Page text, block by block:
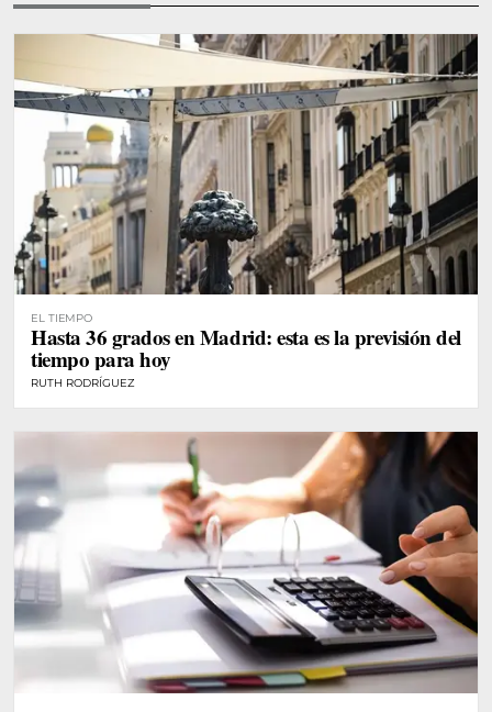
EL TIEMPO
Hasta 36 grados en Madrid: esta es la previsión del
tiempo para hoy
RUTH RODRÍGUEZ